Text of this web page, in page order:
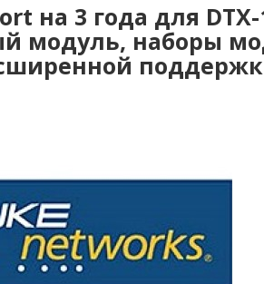
на 3 года для
модуль, наборы